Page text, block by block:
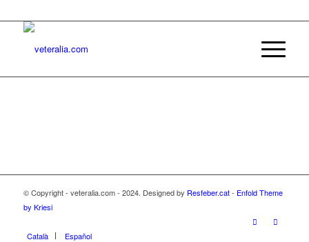
© Copyright - veteralia.com - 2024. Designed by Resfeber.cat- Enfold Theme
by Kriesi
Català Español